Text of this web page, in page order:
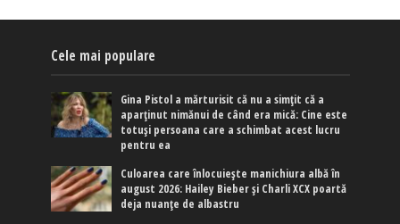
Cele mai populare
Gina Pistol a mărturisit că nu a simțit că a
aparținut nimănui de când era mică: Cine este
totuși persoana care a schimbat acest lucru
pentru ea
Culoarea care înlocuiește manichiura albă în
august 2026: Hailey Bieber și Charli XCX poartă
deja nuanțe de albastru